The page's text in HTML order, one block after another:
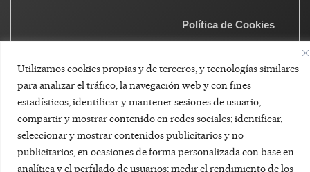
Utilizamos cookies propias y de terceros, y tecnologías similares
para analizar el tráfico, la navegación web y con fines
estadísticos; identificar y mantener sesiones de usuario;
compartir y mostrar contenido en redes sociales; identificar,
seleccionar y mostrar contenidos publicitarios y no
publicitarios, en ocasiones de forma personalizada con base en
analítica y el perfilado de usuarios; medir el rendimiento de los
Política de Cookies